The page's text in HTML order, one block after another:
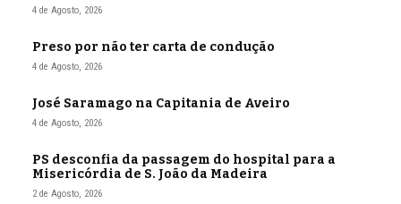
4 de Agosto, 2026
Preso por não ter carta de condução
4 de Agosto, 2026
José Saramago na Capitania de Aveiro
4 de Agosto, 2026
PS desconfia da passagem do hospital para a
Misericórdia de S. João da Madeira
2 de Agosto, 2026